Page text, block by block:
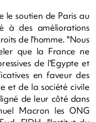
le soutien de Paris au
à des améliorations
de l'homme. "Nous
que la France ne
de l'Egypte et
en faveur des
et de la société civile
de leur côté dans
Macron les ONG